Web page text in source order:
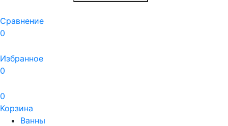
Сравнение
0
Избранное
0
0
Корзина
Ванны